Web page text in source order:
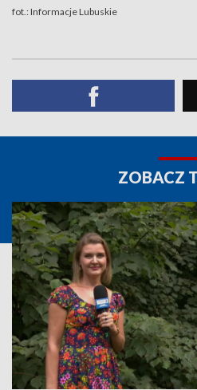
fot.: Informacje Lubuskie
ZOBACZ